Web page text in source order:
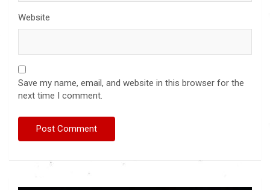
Website
Save my name, email, and website in this browser for the
next time I comment.